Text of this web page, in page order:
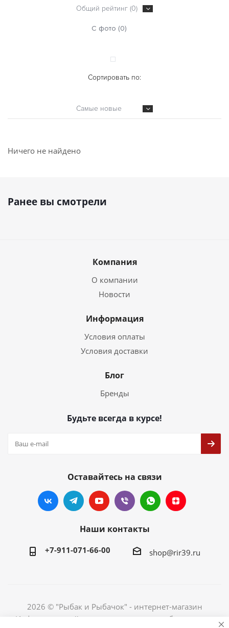
Общий рейтинг (0)
С фото (0)
Сортировать по:
Самые новые
Ничего не найдено
Ранее вы смотрели
Компания
О компании
Новости
Информация
Условия оплаты
Условия доставки
Блог
Бренды
Будьте всегда в курсе!
Оставайтесь на связи
Наши контакты
+7-911-071-66-00 shop@rir39.ru
2026 © "Рыбак и Рыбачок" - интернет-магазин
Информация сайта защищена законом об авторских